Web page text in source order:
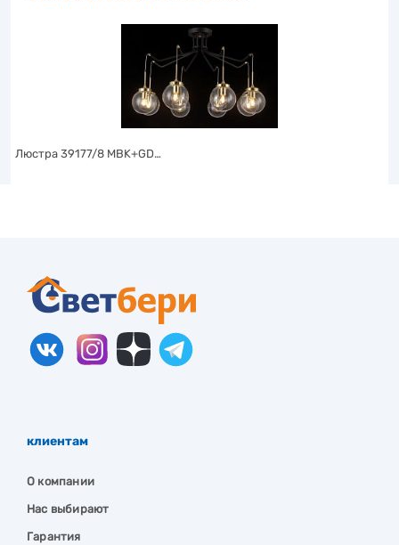
Люстра 39177/8 MBK+GD…
клиентам
О компании
Нас выбирают
Гарантия